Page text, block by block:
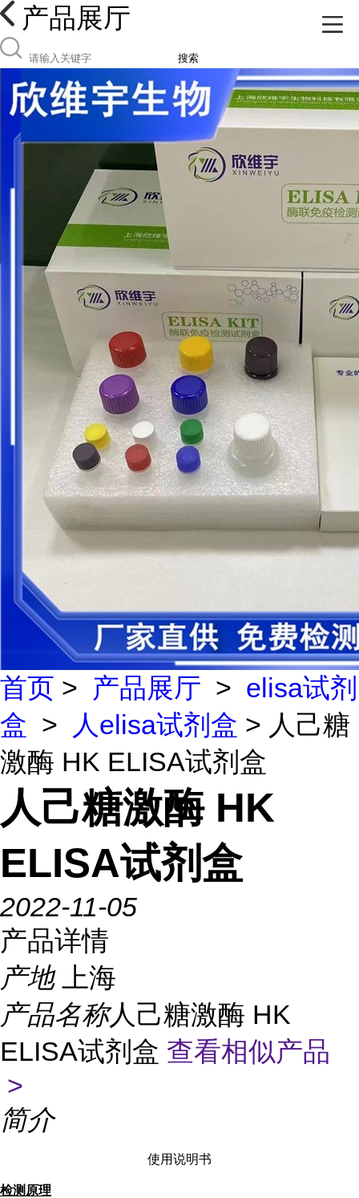
产品展厅
搜索
首页 > 产品展厅 > elisa试剂
盒 > 人elisa试剂盒 > 人己糖
激酶 HK ELISA试剂盒
人己糖激酶 HK
ELISA试剂盒
2022-11-05
产品详情
产地
上海
产品名称人己糖激酶 HK
ELISA试剂盒 查看相似产品
>
简介
使用说明书
检测原理